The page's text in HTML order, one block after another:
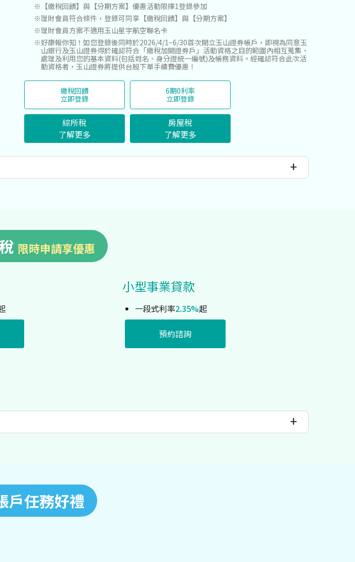
※【繳稅回饋】與【分期方案】優惠活動限擇1登錄參加
※理財會員符合條件，登錄可同享【繳稅回饋】與【分期方案】
※理財會員方案不適用玉山星宇航空聯名卡
※好康報你知！如您登錄後同時於2026/4/1~6/30首次開立玉山證券帳戶，即視為同意玉
山銀行及玉山證券得於確認符合「繳稅加開證券戶」活動資格之目的範圍內相互蒐集、
處理及利用您的基本資料(包括姓名、身分證統一編號)及帳務資料。經確認符合此次活
動資格者，玉山證券將提供台股下單手續費優惠！
繳稅回饋
立即登錄
6期0利率
立即登錄
綜所稅
了解更多
房屋稅
了解更多
+
限時申請享優惠
小型事業貸款
一段式利率2.35%起
預約諮詢
+
戶任務好禮